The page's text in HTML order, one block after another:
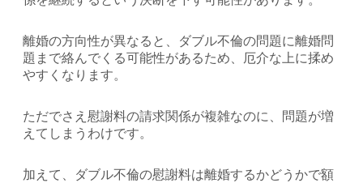
離婚の方向性が異なると、ダブル不倫の問題に離婚問
題まで絡んでくる可能性があるため、厄介な上に揉め
やすくなります。
ただでさえ慰謝料の請求関係が複雑なのに、問題が増
えてしまうわけです。
加えて、ダブル不倫の慰謝料は離婚するかどうかで額